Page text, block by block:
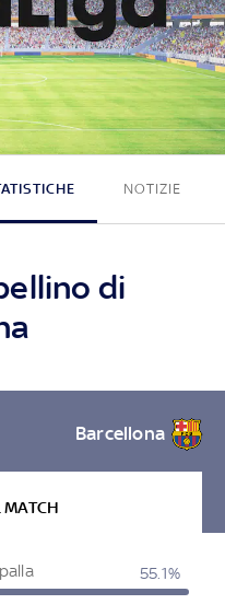
NOTIZIE
di
Barcellona
MATCH
55.1%